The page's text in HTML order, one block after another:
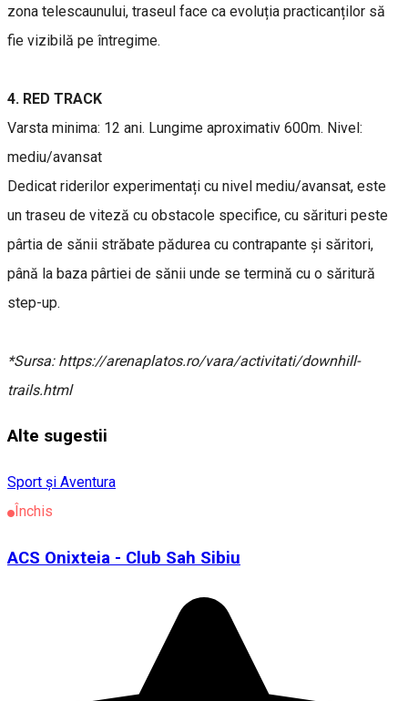
zona telescaunului, traseul face ca evoluția practicanților să
fie vizibilă pe întregime.
4. RED TRACK
Varsta minima: 12 ani. Lungime aproximativ 600m. Nivel:
mediu/avansat
Dedicat riderilor experimentați cu nivel mediu/avansat, este
un traseu de viteză cu obstacole specifice, cu sărituri peste
pârtia de sănii străbate pădurea cu contrapante și săritori,
până la baza pârtiei de sănii unde se termină cu o săritură
step-up.
*Sursa: https://arenaplatos.ro/vara/activitati/downhill-
trails.html
Alte sugestii
Sport și Aventura
Închis
ACS Onixteia - Club Sah Sibiu